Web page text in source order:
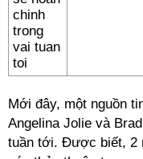
Mới đây, một nguồn
Angelina Jolie và
tuần tới. Được biết, 2